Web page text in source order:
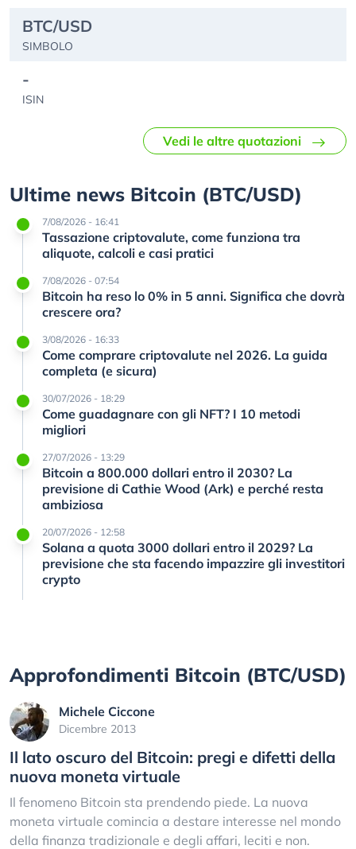
BTC/USD
SIMBOLO
-
ISIN
Vedi le altre quotazioni
Ultime news Bitcoin (BTC/USD)
7/08/2026 - 16:41
Tassazione criptovalute, come funziona tra
aliquote, calcoli e casi pratici
7/08/2026 - 07:54
Bitcoin ha reso lo 0% in 5 anni. Significa che dovrà
crescere ora?
3/08/2026 - 16:33
Come comprare criptovalute nel 2026. La guida
completa (e sicura)
30/07/2026 - 18:29
Come guadagnare con gli NFT? I 10 metodi
migliori
27/07/2026 - 13:29
Bitcoin a 800.000 dollari entro il 2030? La
previsione di Cathie Wood (Ark) e perché resta
ambiziosa
20/07/2026 - 12:58
Solana a quota 3000 dollari entro il 2029? La
previsione che sta facendo impazzire gli investitori
crypto
Approfondimenti Bitcoin (BTC/USD)
Michele Ciccone
Dicembre 2013
Il lato oscuro del Bitcoin: pregi e difetti della
nuova moneta virtuale
Il fenomeno Bitcoin sta prendendo piede. La nuova
moneta virtuale comincia a destare interesse nel mondo
della finanza tradizionale e degli affari, leciti e non.